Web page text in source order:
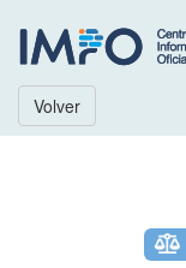
Volver